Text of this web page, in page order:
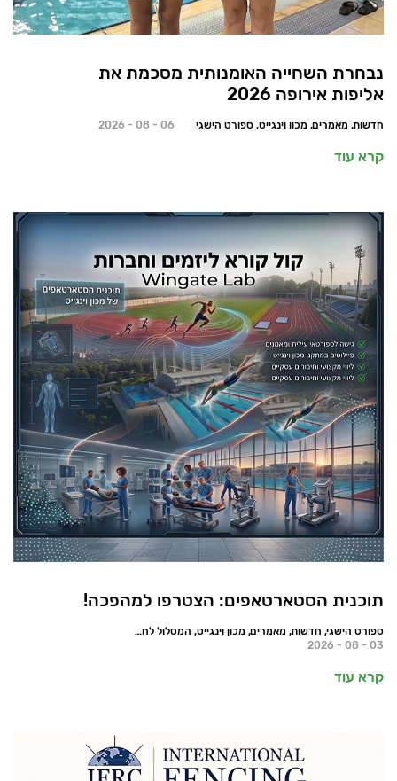
נבחרת השחייה האומנותית מסכמת את
אליפות אירופה 2026
חדשות, מאמרים, מכון וינגייט, ספורט הישגי 06 - 08 - 2026
קרא עוד
תוכנית הסטארטאפים: הצטרפו למהפכה!
ספורט הישגי, חדשות, מאמרים, מכון וינגייט, המסלול לחדשנות
03 - 08 - 2026
קרא עוד